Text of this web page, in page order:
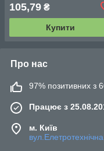
105,79 ₴
Купити
Про нас
97% позитивних з
Працює з
м. Київ